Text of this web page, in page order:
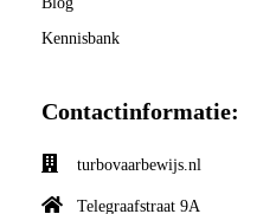
Kennisbank
Contactinformatie:
turbovaarbewijs.nl
Telegraafstraat 9A